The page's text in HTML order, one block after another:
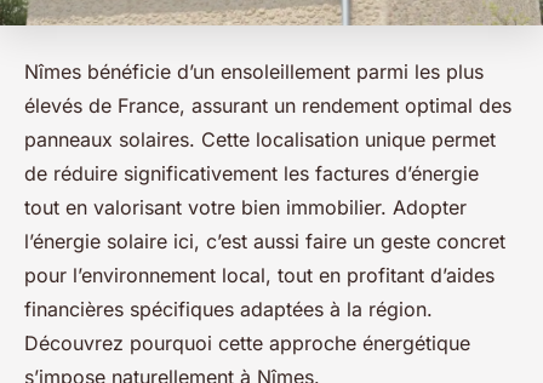
Nîmes bénéficie d’un ensoleillement parmi les plus
élevés de France, assurant un rendement optimal des
panneaux solaires. Cette localisation unique permet
de réduire significativement les factures d’énergie
tout en valorisant votre bien immobilier. Adopter
l’énergie solaire ici, c’est aussi faire un geste concret
pour l’environnement local, tout en profitant d’aides
financières spécifiques adaptées à la région.
Découvrez pourquoi cette approche énergétique
s’impose naturellement à Nîmes.